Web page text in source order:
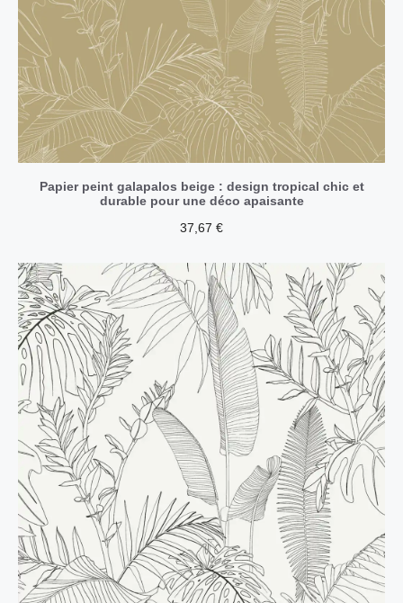
Papier peint galapalos beige : design tropical chic et
durable pour une déco apaisante
37,67 €